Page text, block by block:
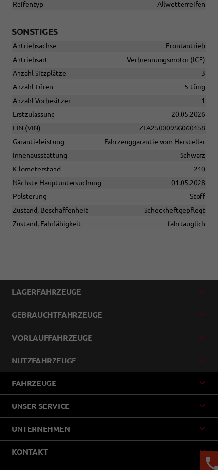
Reifentyp
Allwetterreifen
SONSTIGES
Antriebsachse
Frontantrieb
Antriebsart
Verbrennungsmotor (ICE)
Anzahl Sitzplätze
3
Anzahl Türen
5-türig
Anzahl Vorbesitzer
1
Erstzulassung
20.05.2026
FIN (VIN)
ZFA250009SG060158
Garantieleistung
Fahrzeuggarantie vom Hersteller
Innenausstattung
Schwarz
Kilometerstand
210
Nächste Hauptuntersuchung
01.05.2028
Polsterung
Stoff
Zustand, Beschaffenheit
Scheckheftgepflegt
Zustand, Fahrfähigkeit
fahrtauglich
LAGERFAHRZEUGE
GEBRAUCHTFAHRZEUGE
VORLAUFFAHRZEUGE
NUTZFAHRZEUGE
FAHRZEUGE
UNSER SERVICE
UNTERNEHMEN
KONTAKT